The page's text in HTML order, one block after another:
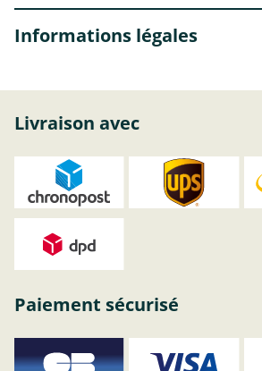
Informations légales
Livraison avec
Paiement sécurisé